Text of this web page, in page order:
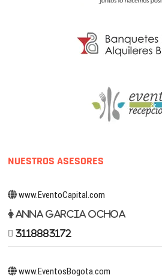
NUESTROS ASESORES
www.EventoCapital.com
Anna Garcia Ochoa
3118883172
www.EventosBogota.com